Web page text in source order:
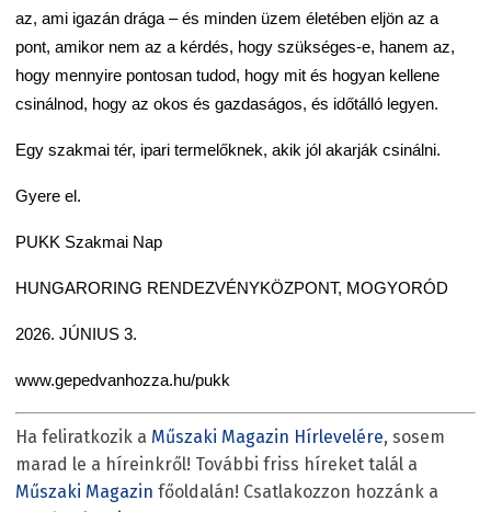
az, ami igazán drága – és minden üzem életében eljön az a
pont, amikor nem az a kérdés, hogy szükséges-e, hanem az,
hogy mennyire pontosan tudod, hogy mit és hogyan kellene
csinálnod, hogy az okos és gazdaságos, és időtálló legyen.
Egy szakmai tér, ipari termelőknek, akik jól akarják csinálni.
Gyere el.
PUKK Szakmai Nap
HUNGARORING RENDEZVÉNYKÖZPONT, MOGYORÓD
2026. JÚNIUS 3.
www.gepedvanhozza.hu/pukk
Ha feliratkozik a Műszaki Magazin Hírlevelére, sosem
marad le a híreinkről! További friss híreket talál a
Műszaki Magazin főoldalán! Csatlakozzon hozzánk a